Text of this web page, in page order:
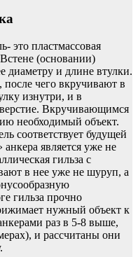
это пластмассовая
(основании)
диаметру и длине втулки.
после чего вкручивают в
изнутри, и в
Вкручивающимся
необходимый объект.
соответствует будущей
является уже не
гильза с
в нее уже не шуруп, а
гильза прочно
нужный объект к
раз в 5-8 выше,
и рассчитаны они